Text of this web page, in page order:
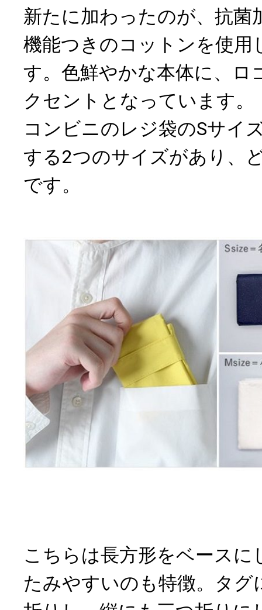
新たに加わったのが、抗菌
機能つきのコットンを使用
す。色鮮やかな本体に、ロ
クセントとなっています。
コンビニのレジ袋のSサイ
する2つのサイズがあり、
です。
こちらは長方形をベースに
たみやすいのも特徴。タグ